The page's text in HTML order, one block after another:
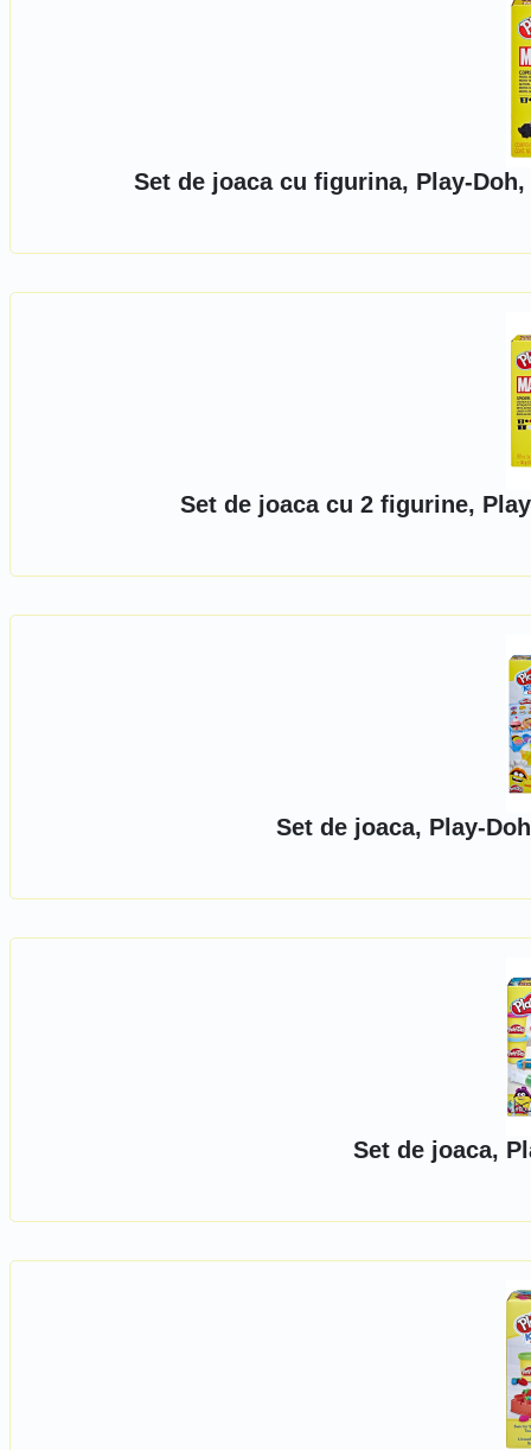
Set de joaca cu figurina, Play-
Set de joaca cu 2 figurine,
Set de joaca, Play-
Set de joaca,